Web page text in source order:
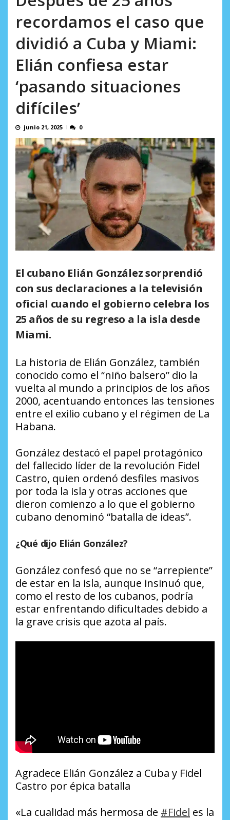
recordamos el caso que
dividió a Cuba y Miami:
Elián confiesa estar
‘pasando situaciones
difíciles’
junio 21, 2025 0
El cubano Elián González sorprendió
con sus declaraciones a la televisión
oficial cuando el gobierno celebra los
25 años de su regreso a la isla desde
Miami.
La historia de Elián González, también
conocido como el “niño balsero” dio la
vuelta al mundo a principios de los años
2000, acentuando entonces las tensiones
entre el exilio cubano y el régimen de La
Habana.
González destacó el papel protagónico
del fallecido líder de la revolución Fidel
Castro, quien ordenó desfiles masivos
por toda la isla y otras acciones que
dieron comienzo a lo que el gobierno
cubano denominó “batalla de ideas”.
¿Qué dijo Elián González?
González confesó que no se “arrepiente”
de estar en la isla, aunque insinuó que,
como el resto de los cubanos, podría
estar enfrentando dificultades debido a
la grave crisis que azota al país.
Agradece Elián González a Cuba y Fidel
Castro por épica batalla
«La cualidad más hermosa de #Fidel es la